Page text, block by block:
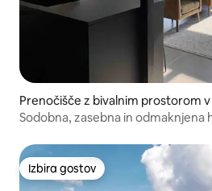
Prenočišče z bivalnim prostorom
genäs
Sodobna, zasebna in odmaknjena
Izbira gostov
Izbira gostov